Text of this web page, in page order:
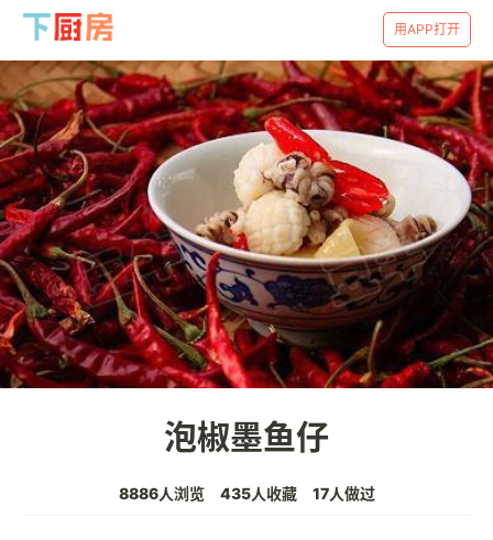
用APP打开
泡椒墨鱼仔
8886人浏览 435人收藏 17人做过